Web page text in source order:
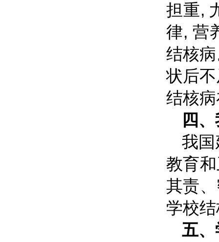
担重,
律, 营
结核
状后
结核
四
我
教育
其责
学校
五